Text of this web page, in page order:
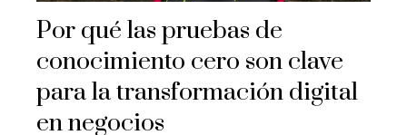
Por qué las pruebas de
conocimiento cero son clave
para la transformación digital
en negocios